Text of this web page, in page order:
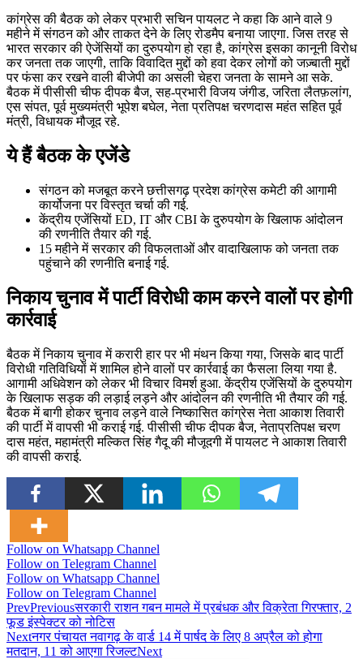
कांग्रेस की बैठक को लेकर प्रभारी सचिन पायलट ने कहा कि आने वाले 9
महीने में संगठन को और ताकत देने के लिए रोडमैप बनाया जाएगा. जिस तरह से
भारत सरकार की ऐजेंसियों का दुरुपयोग हो रहा है, कांग्रेस इसका कानूनी विरोध
कर जनता तक जाएगी, ताकि विवादित मुद्दों को हवा देकर लोगों को जज़्बाती मुद्दों
पर फंसा कर रखने वाली बीजेपी का असली चेहरा जनता के सामने आ सके.
बैठक में पीसीसी चीफ दीपक बैज, सह-प्रभारी विजय जंगीड, जरिता लैतफ़लांग,
एस संपत, पूर्व मुख्यमंत्री भूपेश बघेल, नेता प्रतिपक्ष चरणदास महंत सहित पूर्व
मंत्री, विधायक मौजूद रहे.
ये हैं बैठक के एजेंडे
संगठन को मजबूत करने छत्तीसगढ़ प्रदेश कांग्रेस कमेटी की आगामी
कार्योजना पर विस्तृत चर्चा की गई.
केंद्रीय एजेंसियों ED, IT और CBI के दुरुपयोग के खिलाफ आंदोलन
की रणनीति तैयार की गई.
15 महीने में सरकार की विफलताओं और वादाखिलाफ को जनता तक
पहुंचाने की रणनीति बनाई गई.
निकाय चुनाव में पार्टी विरोधी काम करने वालों पर होगी
कार्रवाई
बैठक में निकाय चुनाव में करारी हार पर भी मंथन किया गया, जिसके बाद पार्टी
विरोधी गतिविधियों में शामिल होने वालों पर कार्रवाई का फैसला लिया गया है.
आगामी अधिवेशन को लेकर भी विचार विमर्श हुआ. केंद्रीय एजेंसियों के दुरुपयोग
के खिलाफ सड़क की लड़ाई लड़ने और आंदोलन की रणनीति भी तैयार की गई.
बैठक में बागी होकर चुनाव लड़ने वाले निष्कासित कांग्रेस नेता आकाश तिवारी
की पार्टी में वापसी भी कराई गई. पीसीसी चीफ दीपक बैज, नेताप्रतिपक्ष चरण
दास महंत, महामंत्री मल्कित सिंह गैदू की मौजूदगी में पायलट ने आकाश तिवारी
की वापसी कराई.
Follow on Whatsapp Channel
Follow on Telegram Channel
Follow on Whatsapp Channel
Follow on Telegram Channel
PrevPreviousसरकारी राशन गबन मामले में प्रबंधक और विक्रेता गिरफ्तार, 2
फूड इंस्पेक्टर को नोटिस
Nextनगर पंचायत नवागढ़ के वार्ड 14 में पार्षद के लिए 8 अप्रैल को होगा
मतदान, 11 को आएगा रिजल्टNext